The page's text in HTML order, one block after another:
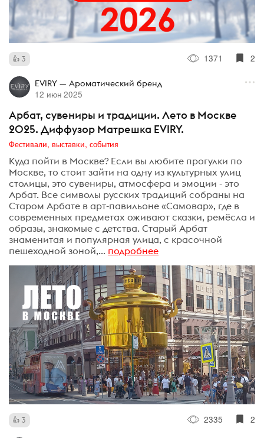
3 1371 2
EVIRY — Ароматический бренд
12 июн 2025
Арбат, сувениры и традиции. Лето в Москве
2025. Диффузор Матрешка EVIRY.
Фестивали, выставки, события
Куда пойти в Москве? Если вы любите прогулки по
Москве, то стоит зайти на одну из культурных улиц
столицы, это сувениры, атмосфера и эмоции - это
Арбат. Все символы русских традиций собраны на
Старом Арбате в арт-павильоне «Самовар», где в
современных предметах оживают сказки, ремёсла и
образы, знакомые с детства. Старый Арбат
знаменитая и популярная улица, с красочной
пешеходной зоной,... подробнее
3 2335 2